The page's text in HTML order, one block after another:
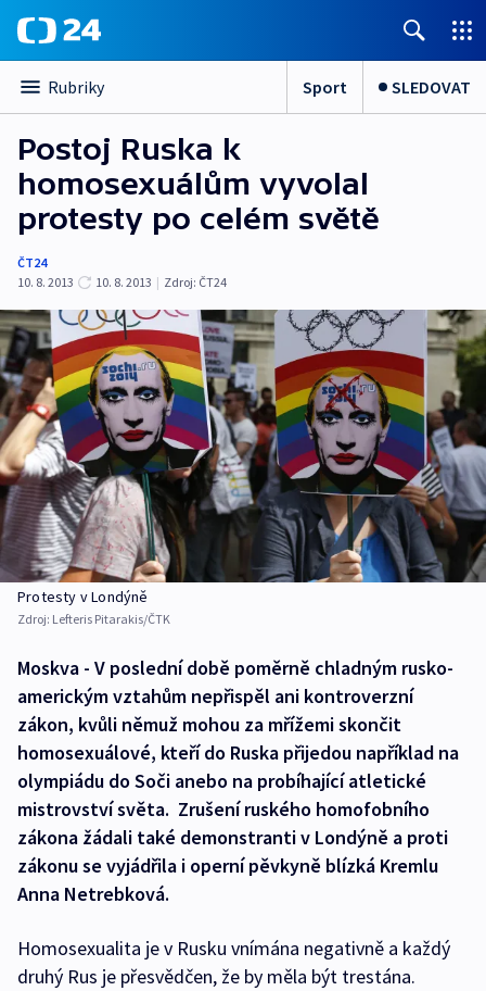
Rubriky Sport SLEDOVAT
Postoj Ruska k
homosexuálům vyvolal
protesty po celém světě
ČT24
10. 8. 2013
10. 8. 2013 | Zdroj: ČT24
Protesty v Londýně
Zdroj: Lefteris Pitarakis/ČTK
Moskva - V poslední době poměrně chladným rusko-
americkým vztahům nepřispěl ani kontroverzní
zákon, kvůli němuž mohou za mřížemi skončit
homosexuálové, kteří do Ruska přijedou například na
olympiádu do Soči anebo na probíhající atletické
mistrovství světa. Zrušení ruského homofobního
zákona žádali také demonstranti v Londýně a proti
zákonu se vyjádřila i operní pěvkyně blízká Kremlu
Anna Netrebková.
Homosexualita je v Rusku vnímána negativně a každý
druhý Rus je přesvědčen, že by měla být trestána.